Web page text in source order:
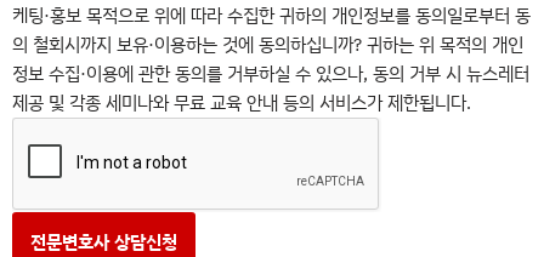
케팅·홍보 목적으로 위에 따라 수집한 귀하의 개인정보를 동의일로부터 동
의 철회시까지 보유·이용하는 것에 동의하십니까? 귀하는 위 목적의 개인
정보 수집·이용에 관한 동의를 거부하실 수 있으나, 동의 거부 시 뉴스레터
제공 및 각종 세미나와 무료 교육 안내 등의 서비스가 제한됩니다.
전문변호사 상담신청